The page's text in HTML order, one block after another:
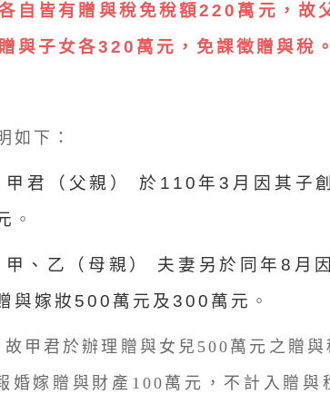
自皆有贈與稅免稅額220萬元，故
與子女各320萬元，免課徵贈與稅。
如下：
甲君（父親） 於110年3月因其子
。
甲、乙（母親） 夫妻另於同年8月
與嫁妝500萬元及300萬元 。
故甲君於辦理贈與女兒500萬元之贈
婚嫁贈與財產100萬元，不計入贈與